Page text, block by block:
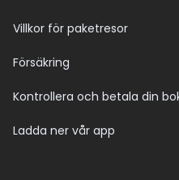
Villkor för paketresor
Försäkring
Kontrollera och betala din
Ladda ner vår app